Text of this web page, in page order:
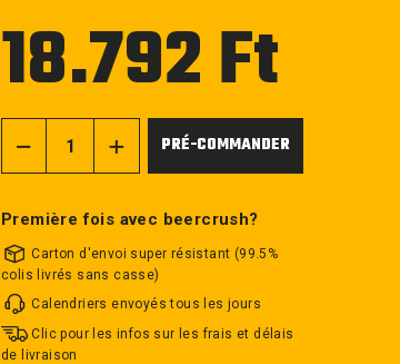
18.792 Ft
PRÉ-COMMANDER
Première fois avec beercrush?
Carton d'envoi super résistant (99.5%
colis livrés sans casse)
Calendriers envoyés tous les jours
Clic pour les infos sur les frais et délais
de livraison